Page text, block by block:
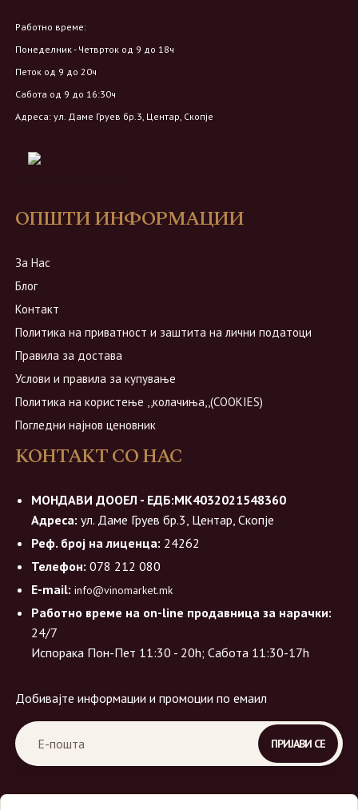
Работно време:
Понеделник - Четврток од 9 до 18ч
Петок од 9 до 20ч
Сабота од 9 до 16:30ч
Адреса: ул. Даме Груев бр.3, Центар, Скопје
ОПШТИ ИНФОРМАЦИИ
За Нас
Блог
Контакт
Политика на приватност и заштита на лични податоци
Правила за достава
Услови и правила за купување
Политика на користење ,,колачиња,,(COOKIES)
Погледни најнов ценовник
КОНТАКТ СО НАС
МОНДАВИ ДООЕЛ - ЕДБ:МК4032021548360
Адреса: ул. Даме Груев бр.3, Центар, Скопје
Реф. број на лиценца: 24262
Телефон: 078 212 080
E-mail: info@vinomarket.mk
Работно време на on-line продавница за нарачки:
24/7
Испорака Пон-Пет 11:30 - 20h; Сабота 11:30-17h
Добивајте информации и промоции по емаил